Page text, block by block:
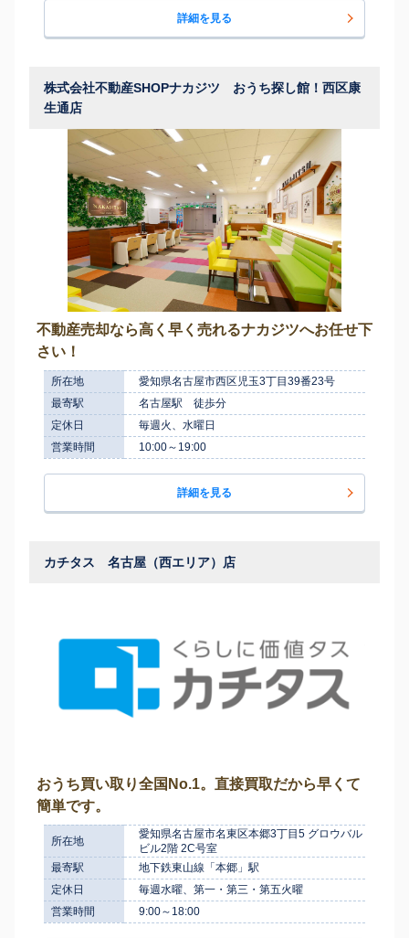
詳細を見る
株式会社不動産SHOPナカジツ おうち探し館！西区康
生通店
不動産売却なら高く早く売れるナカジツへお任せ下
さい！
所在地
愛知県名古屋市西区児玉3丁目39番23号
最寄駅
名古屋駅 徒歩分
定休日
毎週火、水曜日
営業時間
10:00～19:00
詳細を見る
カチタス 名古屋（西エリア）店
おうち買い取り全国No.1。直接買取だから早くて
簡単です。
所在地
愛知県名古屋市名東区本郷3丁目5 グロウバル
ビル2階 2C号室
最寄駅
地下鉄東山線「本郷」駅
定休日
毎週水曜、第一・第三・第五火曜
営業時間
9:00～18:00